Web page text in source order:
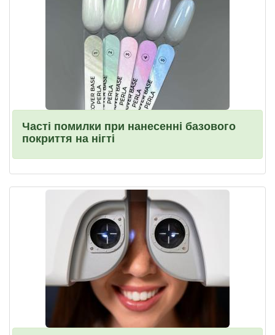
Часті помилки при нанесенні базового
покриття на нігті